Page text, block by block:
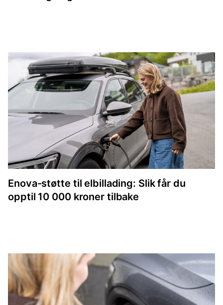
Enova-støtte til elbillading: Slik får du
opptil 10 000 kroner tilbake